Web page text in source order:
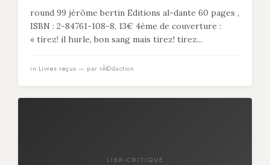
round 99 jérôme bertin Editions al-dante 60 pages ,
ISBN : 2-84761-108-8, 13€ 4ème de couverture :
« tirez! il hurle, bon sang mais tirez! tirez...
in Livres reçus — par rÃ©daction
LIBR-CRITIQUE